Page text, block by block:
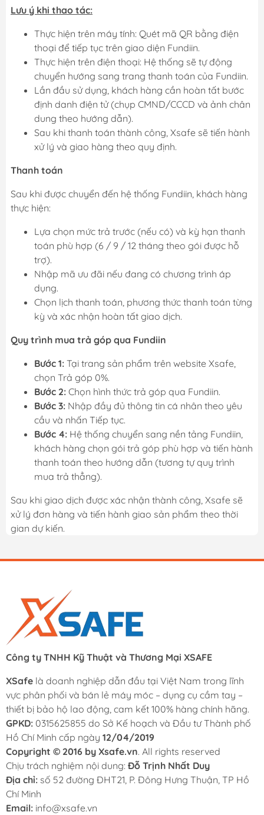
Lưu ý khi thao tác:
Thực hiện trên máy tính: Quét mã QR bằng điện
thoại để tiếp tục trên giao diện Fundiin.
Thực hiện trên điện thoại: Hệ thống sẽ tự động
chuyển hướng sang trang thanh toán của Fundiin.
Lần đầu sử dụng, khách hàng cần hoàn tất bước
định danh điện tử (chụp CMND/CCCD và ảnh chân
dung theo hướng dẫn).
Sau khi thanh toán thành công, Xsafe sẽ tiến hành
xử lý và giao hàng theo quy định.
Thanh toán
Sau khi được chuyển đến hệ thống Fundiin, khách hàng
thực hiện:
Lựa chọn mức trả trước (nếu có) và kỳ hạn thanh
toán phù hợp (6 / 9 / 12 tháng theo gói được hỗ
trợ).
Nhập mã ưu đãi nếu đang có chương trình áp
dụng.
Chọn lịch thanh toán, phương thức thanh toán từng
kỳ và xác nhận hoàn tất giao dịch.
Quy trình mua trả góp qua Fundiin
Bước 1: Tại trang sản phẩm trên website Xsafe,
chọn Trả góp 0%.
Bước 2: Chọn hình thức trả góp qua Fundiin.
Bước 3: Nhập đầy đủ thông tin cá nhân theo yêu
cầu và nhấn Tiếp tục.
Bước 4: Hệ thống chuyển sang nền tảng Fundiin,
khách hàng chọn gói trả góp phù hợp và tiến hành
thanh toán theo hướng dẫn (tương tự quy trình
mua trả thẳng).
Sau khi giao dịch được xác nhận thành công, Xsafe sẽ
xử lý đơn hàng và tiến hành giao sản phẩm theo thời
gian dự kiến.
Công ty TNHH Kỹ Thuật và Thương Mại XSAFE
XSafe là doanh nghiệp dẫn đầu tại Việt Nam trong lĩnh
vực phân phối và bán lẻ máy móc – dụng cụ cầm tay –
thiết bị bảo hộ lao động, cam kết 100% hàng chính hãng.
GPKD: 0315625855 do Sở Kế hoạch và Đầu tư Thành phố
Hồ Chí Minh cấp ngày 12/04/2019
Copyright © 2016 by Xsafe.vn. All rights reserved
Chịu trách nghiệm nội dung: Đỗ Trịnh Nhất Duy
Địa chỉ: số 52 đường ĐHT21, P. Đông Hưng Thuận, TP Hồ
Chí Minh
Email: info@xsafe.vn